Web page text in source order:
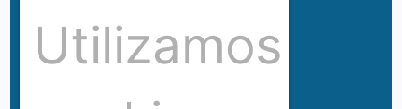
Hubnexxo
Tidelli
Utilizamos